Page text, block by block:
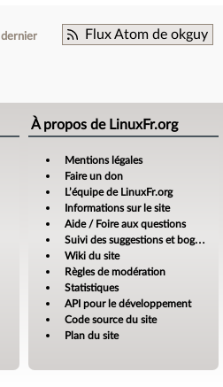
Flux Atom de okguy
dernier
À propos de LinuxFr.org
Mentions légales
Faire un don
L’équipe de LinuxFr.org
Informations sur le site
Aide / Foire aux questions
Suivi des suggestions et bogues
Wiki du site
Règles de modération
Statistiques
API pour le développement
Code source du site
Plan du site